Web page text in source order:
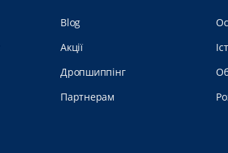
Blog
Акції
Дропшиппінг
Партнерам